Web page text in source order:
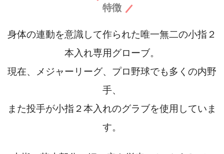
特徴
身体の連動を意識して作られた唯一無二の小指２
本入れ専用グローブ。
現在、メジャーリーグ、プロ野球でも多くの内野
手、
また投手が小指２本入れのグラブを使用していま
す。